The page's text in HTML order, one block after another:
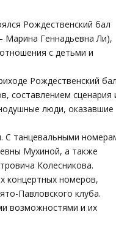
Рождественский бал
Марина Геннадьевна Ли),
с детьми и
Рождественский
составлением сценария
люди, оказавшие
С танцевальными
Мухиной, а также
Колесникова.
концертных номеров,
Павловского клуба.
возможностями и их